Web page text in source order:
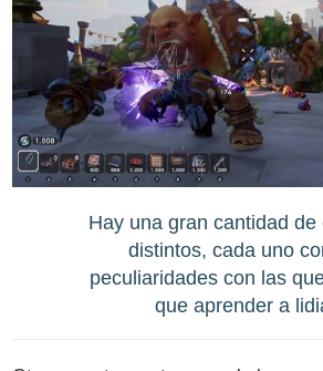
Hay una gran cantidad de
distintos, cada uno
peculiaridades con las
que aprender a